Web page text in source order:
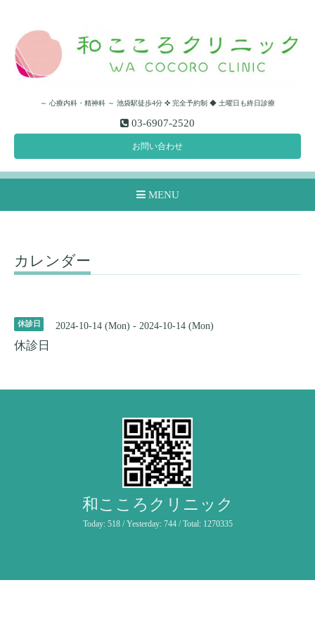
～ 心療内科・精神科 ～ 池袋駅徒歩4分 ✜ 完全予約制 ◆ 土曜日も終日診療
03-6907-2520
お問い合わせ
MENU
カレンダー
休診日 2024-10-14 (Mon) - 2024-10-14 (Mon)
休診日
和こころクリニック
Today: 518/ Yesterday: 744/ Total: 1270335